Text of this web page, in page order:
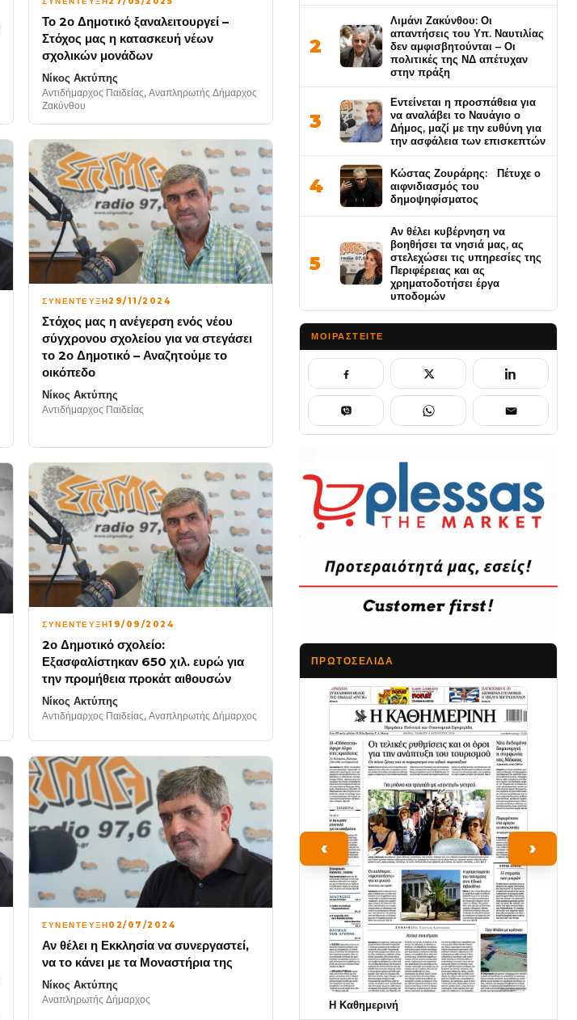
Το 2ο Δημοτικό ξαναλειτουργεί –
Στόχος μας η κατασκευή νέων
σχολικών μονάδων
Νίκος Ακτύπης
Αντιδήμαρχος Παιδείας, Αναπληρωτής Δήμαρχος
Ζακύνθου
ΣΥΝΕΝΤΕΥΞΗ29/11/2024
Στόχος μας η ανέγερση ενός νέου
σύγχρονου σχολείου για να στεγάσει
το 2ο Δημοτικό – Αναζητούμε το
οικόπεδο
Νίκος Ακτύπης
Αντιδήμαρχος Παιδείας
ΣΥΝΕΝΤΕΥΞΗ19/09/2024
2ο Δημοτικό σχολείο:
Εξασφαλίστηκαν 650 χιλ. ευρώ για
την προμήθεια προκάτ αιθουσών
Νίκος Ακτύπης
Αντιδήμαρχος Παιδείας, Αναπληρωτής Δήμαρχος
ΣΥΝΕΝΤΕΥΞΗ02/07/2024
Αν θέλει η Εκκλησία να συνεργαστεί,
να το κάνει με τα Μοναστήρια της
Νίκος Ακτύπης
Αναπληρωτής Δήμαρχος
2
Λιμάνι Ζακύνθου: Οι
απαντήσεις του Υπ. Ναυτιλίας
δεν αμφισβητούνται – Οι
πολιτικές της ΝΔ απέτυχαν
στην πράξη
3
Εντείνεται η προσπάθεια για
να αναλάβει το Ναυάγιο ο
Δήμος, μαζί με την ευθύνη για
την ασφάλεια των επισκεπτών
4
Κώστας Ζουράρης: Πέτυχε ο
αιφνιδιασμός του
δημοψηφίσματος
5
Αν θέλει κυβέρνηση να
βοηθήσει τα νησιά μας, ας
στελεχώσει τις υπηρεσίες της
Περιφέρειας και ας
χρηματοδοτήσει έργα
υποδομών
ΜΟΙΡΑΣΤΕΊΤΕ
ΠΡΩΤΟΣΈΛΙΔΑ
‹
Η Καθημερινή
›